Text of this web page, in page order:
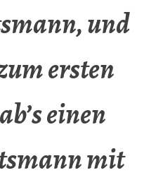
und
ersten
einen
mit